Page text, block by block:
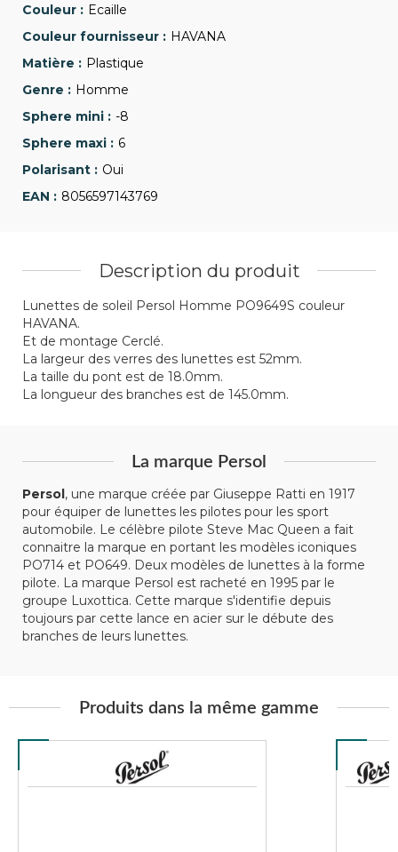
Ecaille
HAVANA
Plastique
Homme
-8
6
Oui
8056597143769
Description du produit
Lunettes de soleil Persol Homme PO9649S couleur
HAVANA.
Et de montage Cerclé.
La largeur des verres des lunettes est 52mm.
La taille du pont est de 18.0mm.
La longueur des branches est de 145.0mm.
La marque Persol
Persol, une marque créée par Giuseppe Ratti en 1917
pour équiper de lunettes les pilotes pour les sport
automobile. Le célèbre pilote Steve Mac Queen a fait
connaitre la marque en portant les modèles iconiques
PO714 et PO649. Deux modèles de lunettes à la forme
pilote. La marque Persol est racheté en 1995 par le
groupe Luxottica. Cette marque s'identifie depuis
toujours par cette lance en acier sur le débute des
branches de leurs lunettes.
Produits dans la même gamme